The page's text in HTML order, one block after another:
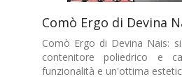
Comò Ergo di Devina
Comò Ergo di Devina Nais:
contenitore poliedrico e
funzionalità e un'ottima